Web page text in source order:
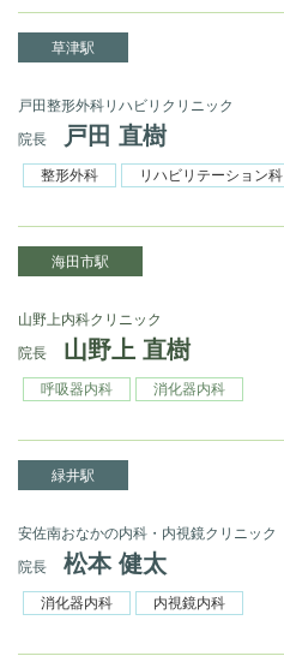
草津駅
戸田整形外科リハビリクリニック
院長
戸田 直樹
整形外科 リハビリテーション科
海田市駅
山野上内科クリニック
院長
山野上 直樹
呼吸器内科 消化器内科
緑井駅
安佐南おなかの内科・内視鏡クリニック
院長
松本 健太
消化器内科 内視鏡内科